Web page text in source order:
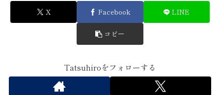
X Facebook LINE
コピー
Tatsuhiroをフォローする